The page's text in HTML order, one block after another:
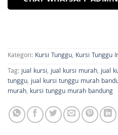
Kategori: Kursi Tunggu, Kursi Tunggu
Tag:jual kursi,jual kursi murah,jual
tunggu,jual kursi tunggu murah
murah, kursi tunggu murah bandung